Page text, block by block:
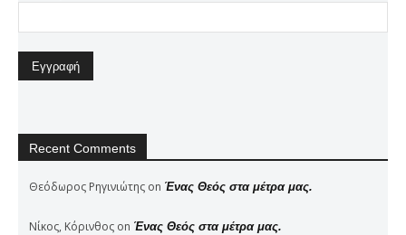
Recent Comments
Θεόδωρος Ρηγινιώτης on Ένας Θεός στα μέτρα μας.
Νίκος, Κόρινθος on Ένας Θεός στα μέτρα μας.